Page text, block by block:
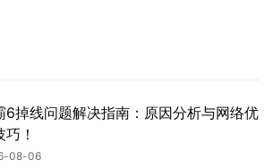
6掉线问题解决指南：原因分析与网络优
！
08-06